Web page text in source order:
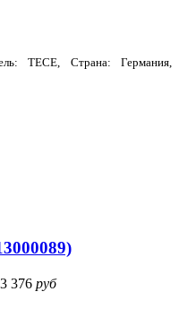
TECE, Страна: Германия,
3 376 руб